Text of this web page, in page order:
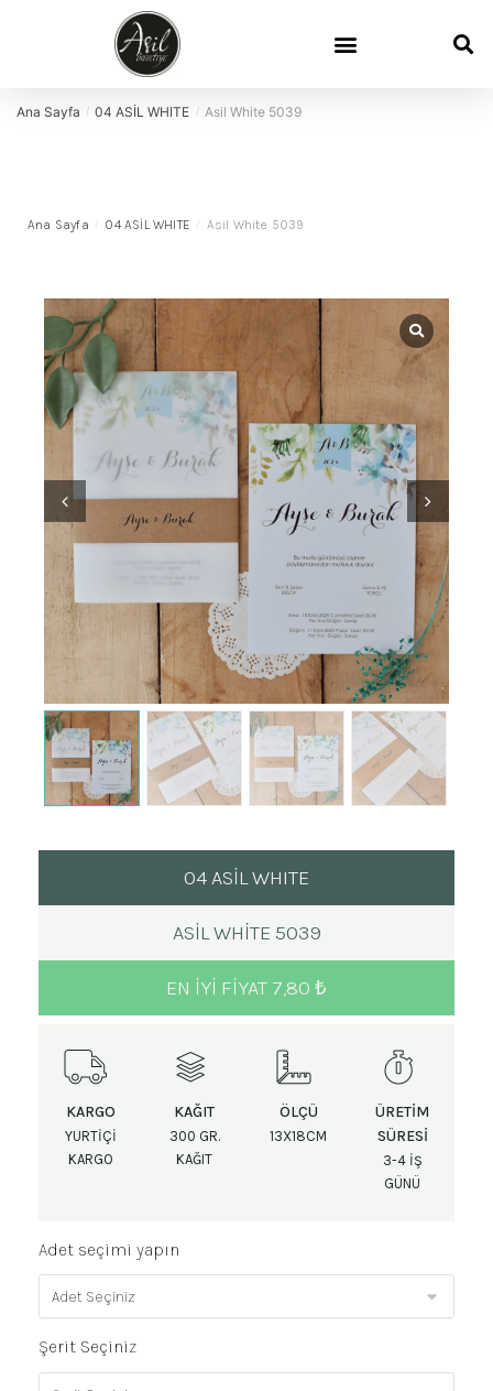
Ana Sayfa / 04 ASİL WHITE / Asil White 5039
Ana Sayfa / 04 ASİL WHITE / Asil White 5039
04 ASİL WHITE
ASIL WHITE 5039
EN IYI FIYAT 7,80 ₺
KARGO
YURTIÇI
KARGO
KAĞIT
300 GR.
KAĞIT
ÖLÇÜ
13X18CM
ÜRETIM
SÜRESI
3-4 IŞ
GÜNÜ
Adet seçimi yapın
Şerit Seçiniz